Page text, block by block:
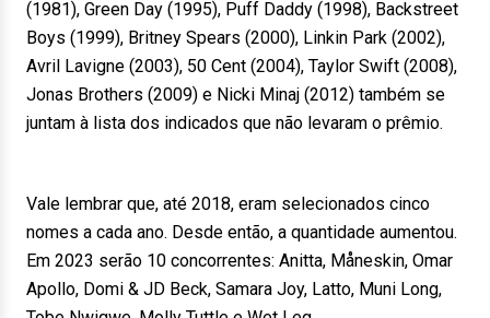
(1981), Green Day (1995), Puff Daddy (1998), Backstreet
Boys (1999), Britney Spears (2000), Linkin Park (2002),
Avril Lavigne (2003), 50 Cent (2004), Taylor Swift (2008),
Jonas Brothers (2009) e Nicki Minaj (2012) também se
juntam à lista dos indicados que não levaram o prêmio.
Vale lembrar que, até 2018, eram selecionados cinco
nomes a cada ano. Desde então, a quantidade aumentou.
Em 2023 serão 10 concorrentes: Anitta, Måneskin, Omar
Apollo, Domi & JD Beck, Samara Joy, Latto, Muni Long,